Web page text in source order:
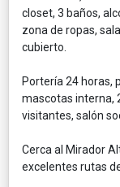
closet, 3 baños,
zona de ropas,
cubierto.
Portería 24 horas,
mascotas interna,
visitantes, salón
Cerca al Mirador
excelentes rutas